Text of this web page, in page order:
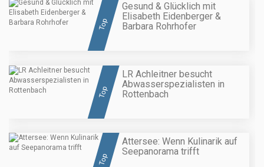
Top
Gesund & Glücklich mit
Elisabeth Eidenberger &
Barbara Rohrhofer
Top
LR Achleitner besucht
Abwasserspezialisten in
Rottenbach
Top
Attersee: Wenn Kulinarik auf
Seepanorama trifft